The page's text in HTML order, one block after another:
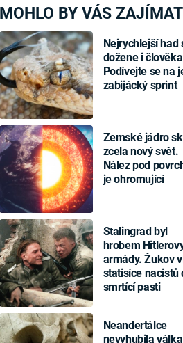
MOHLO BY VÁS ZAJÍMAT
Nejrychlejší had
dožene i
Podívejte se na
zabijácký sprint
Zemské jádro
zcela nový svět.
Nález pod
je ohromující
Stalingrad byl
hrobem
armády. Žukov
statisíce nacistů
smrtící pasti
Neandertálce
nevyhubila